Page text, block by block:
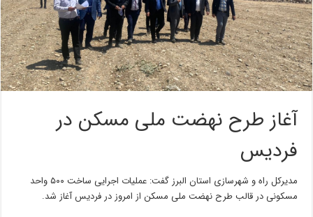
آغاز طرح نهضت ملی مسکن در
فردیس
مدیرکل راه و شهرسازی استان البرز گفت: عملیات اجرایی ساخت ۵۰۰ واحد
مسکونی در قالب طرح نهضت ملی مسکن از امروز در فردیس آغاز شد.